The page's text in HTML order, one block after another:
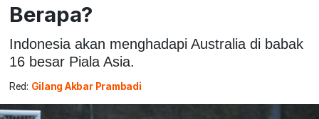
Berapa?
Indonesia akan menghadapi Australia di babak
16 besar Piala Asia.
Red: Gilang Akbar Prambadi